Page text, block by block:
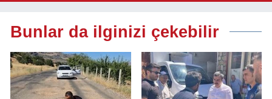
Bunlar da ilginizi çekebilir